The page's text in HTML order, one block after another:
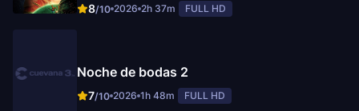
8/10 2026 2h 37m FULL HD
Noche de bodas 2
7/10 2026 1h 48m FULL HD